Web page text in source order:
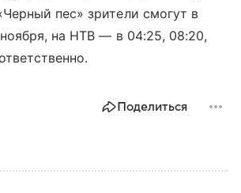
пес» зрители смогут в
на НТВ — в 04:25, 08:20,
Поделиться